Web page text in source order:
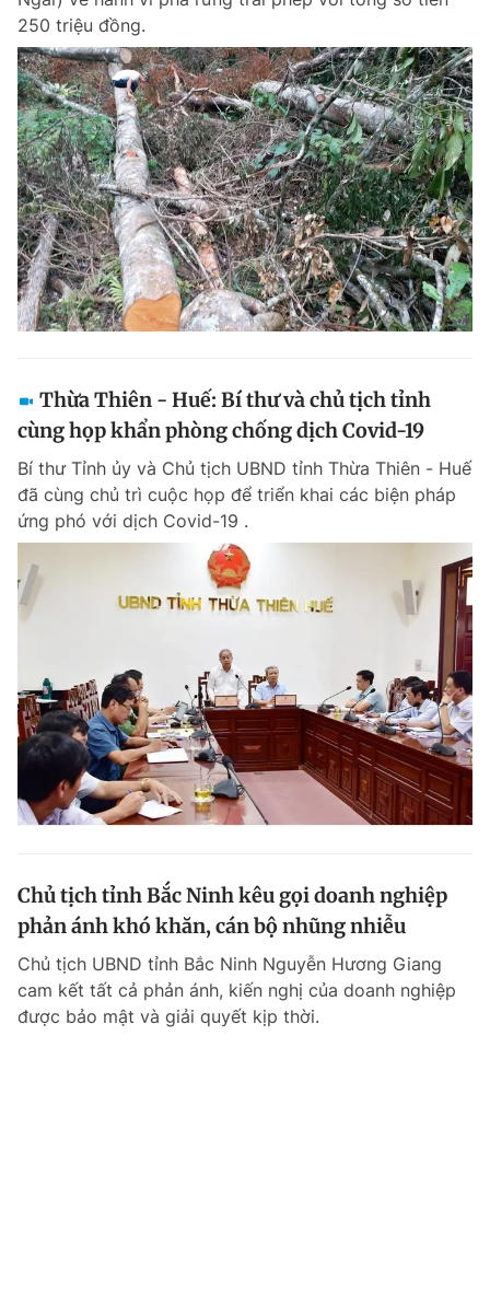
250 triệu đồng.
Thừa Thiên - Huế: Bí thư và chủ tịch tỉnh
cùng họp khẩn phòng chống dịch Covid-19
Bí thư Tỉnh ủy và Chủ tịch UBND tỉnh Thừa Thiên - Huế
đã cùng chủ trì cuộc họp để triển khai các biện pháp
ứng phó với dịch Covid-19 .
Chủ tịch tỉnh Bắc Ninh kêu gọi doanh nghiệp
phản ánh khó khăn, cán bộ nhũng nhiễu
Chủ tịch UBND tỉnh Bắc Ninh Nguyễn Hương Giang
cam kết tất cả phản ánh, kiến nghị của doanh nghiệp
được bảo mật và giải quyết kịp thời.